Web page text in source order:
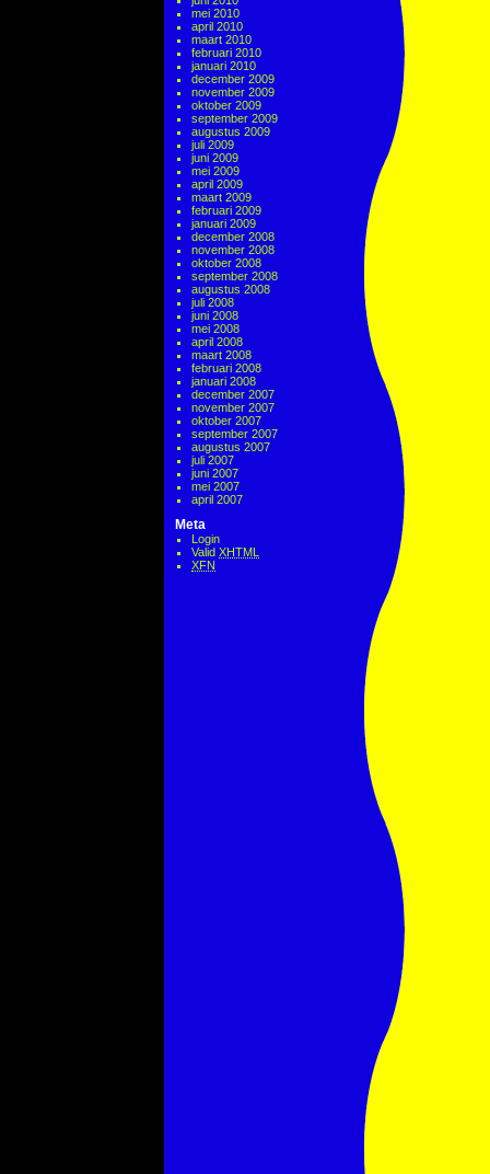
mei 2010
april 2010
maart 2010
februari 2010
januari 2010
december 2009
november 2009
oktober 2009
september 2009
augustus 2009
juli 2009
juni 2009
mei 2009
april 2009
maart 2009
februari 2009
januari 2009
december 2008
november 2008
oktober 2008
september 2008
augustus 2008
juli 2008
juni 2008
mei 2008
april 2008
maart 2008
februari 2008
januari 2008
december 2007
november 2007
oktober 2007
september 2007
augustus 2007
juli 2007
juni 2007
mei 2007
april 2007
Meta
Login
Valid XHTML
XFN